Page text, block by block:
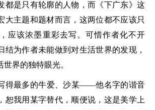
都是只有轮廓的人物，而《下广东》这
大主题和题材而言，这两位都不应该只
应该浓墨重彩去写。可惜作者化不开
结为作者未能做到对生活世界的发现，
界的独特眼光。
最多的牛爱、沙某——他名字的谐音
恕我用某字替代，顺便说，这是美学上